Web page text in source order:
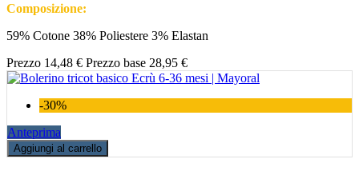
Composizione:
59% Cotone 38% Poliestere 3% Elastan
Prezzo 14,48 € Prezzo base 28,95 €
-30%
Anteprima
Aggiungi al carrello